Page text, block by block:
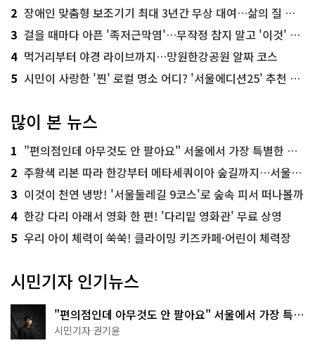
2 장애인 맞춤형 보조기기 최대 3년간 무상 대여…삶의 질 높인다
3 걸을 때마다 아픈 '족저근막염'…무작정 참지 말고 '이것' 해보세요!
4 먹거리부터 야경 라이브까지…망원한강공원 알짜 코스
5 시민이 사랑한 '찐' 로컬 명소 어디? '서울에디션25' 추천 코스
많이 본 뉴스
1 "편의점인데 아무것도 안 팔아요" 서울에서 가장 특별한 편의점의 정체
2 주황색 리본 따라 한강부터 메타세쿼이아 숲길까지…서울둘레길 15코스
3 이것이 천연 냉방! '서울둘레길 9코스'로 숲속 피서 떠나볼까
4 한강 다리 아래서 영화 한 편! '다리밑 영화관' 무료 상영
5 우리 아이 체력이 쑥쑥! 클라이밍 키즈카페·어린이 체력장
시민기자 인기뉴스
"편의점인데 아무것도 안 팔아요" 서울에서 가장 특별
한 편의점의 정체
시민기자 권기윤